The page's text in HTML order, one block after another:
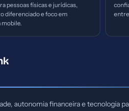
pessoas físicas e jurídicas,
diferenciado e foco em
entre
autonomia financeira e tecnologia